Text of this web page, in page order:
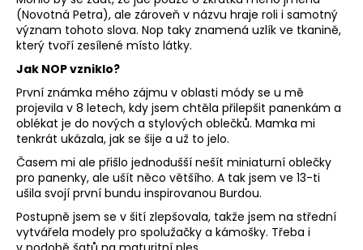
(Novotná Petra), ale zároveň v názvu hraje roli i samotný
význam tohoto slova. Nop taky znamená uzlík ve tkanině,
který tvoří zesílené místo látky.
Jak NOP vzniklo?
První známka mého zájmu v oblasti módy se u mě
projevila v 8 letech, kdy jsem chtěla přilepšit panenkám a
oblékat je do nových a stylových oblečků. Mamka mi
tenkrát ukázala, jak se šije a už to jelo.
Časem mi ale přišlo jednodušší nešít miniaturní oblečky
pro panenky, ale ušít něco většího. A tak jsem ve 13-ti
ušila svojí první bundu inspirovanou Burdou.
Postupně jsem se v šití zlepšovala, takže jsem na střední
vytvářela modely pro spolužačky a kámošky. Třeba i
r
u
č
u
j
e
m
e
DÁMSKÉ
KALHOTY
DLOUHÉ
PAPER